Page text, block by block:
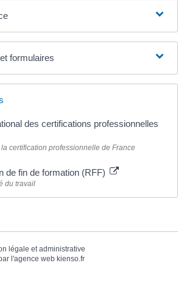
formulaires
des certifications professionnelles
certification professionnelle de France
de fin de formation (RFF)
du travail
légale et administrative
l'agence web kienso.fr